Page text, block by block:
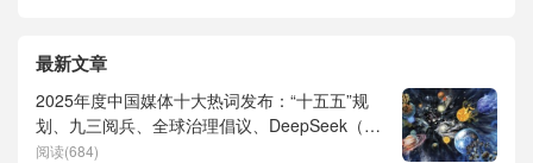
最新文章
2025年度中国媒体十大热词发布：“十五五”规
划、九三阅兵、全球治理倡议、DeepSeek（深
度求索）、人形机器人、苏超、票根经济、育
阅读(684)